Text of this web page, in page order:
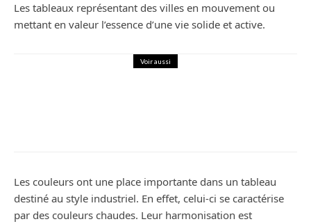
Les tableaux représentant des villes en mouvement ou
mettant en valeur l’essence d’une vie solide et active.
Voir aussi
Les couleurs ont une place importante dans un tableau
destiné au style industriel. En effet, celui-ci se caractérise
par des couleurs chaudes. Leur harmonisation est